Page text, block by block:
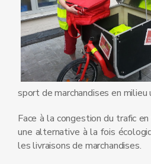
sport de marchandises en milieu
Face à la congestion du trafic
une alternative à la fois
les livraisons de marchandises.